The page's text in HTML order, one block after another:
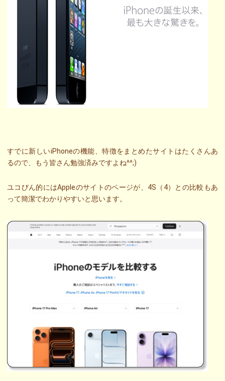
すでに新しいiPhoneの機能、特徴をまとめたサイトはたくさんあ
るので、もう皆さん勉強済みですよね^^;)
ユコびん的にはAppleのサイトのページが、4S（4）との比較もあ
って簡潔でわかりやすいと思います。